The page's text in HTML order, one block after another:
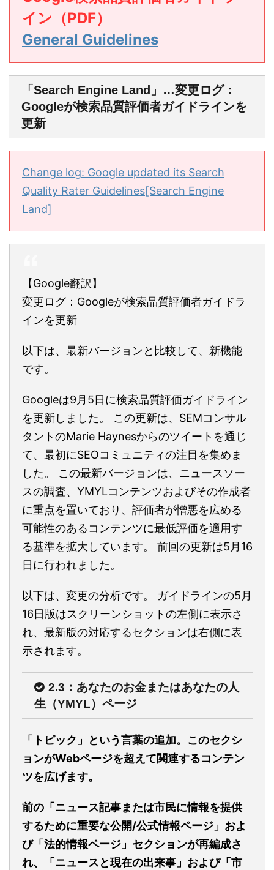
イン（PDF）
General Guidelines
「Search Engine Land」…変更ログ：
Googleが検索品質評価者ガイドラインを
更新
Change log: Google updated its Search
Quality Rater Guidelines[Search Engine
Land]
【Google翻訳】
変更ログ：Googleが検索品質評価者ガイドラ
インを更新
以下は、最新バージョンと比較して、新機能
です。
Googleは9月5日に検索品質評価ガイドライン
を更新しました。 この更新は、SEMコンサル
タントのMarie Haynesからのツイートを通じ
て、最初にSEOコミュニティの注目を集めま
した。 この最新バージョンは、ニュースソー
スの調査、YMYLコンテンツおよびその作成者
に重点を置いており、評価者が憎悪を広める
可能性のあるコンテンツに最低評価を適用す
る基準を拡大しています。 前回の更新は5月16
日に行われました。
以下は、変更の分析です。 ガイドラインの5月
16日版はスクリーンショットの左側に表示さ
れ、最新版の対応するセクションは右側に表
示されます。
2.3：あなたのお金またはあなたの人
生（YMYL）ページ
「トピック」という言葉の追加。このセクシ
ョンがWebページを超えて関連するコンテン
ツを広げます。
前の「ニュース記事または市民に情報を提供
するために重要な公開/公式情報ページ」およ
び「法的情報ページ」セクションが再編成さ
れ、「ニュースと現在の出来事」および「市